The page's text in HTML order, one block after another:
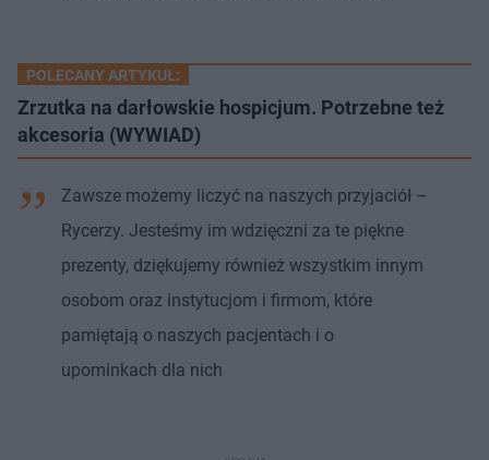
POLECANY ARTYKUŁ:
Zrzutka na darłowskie hospicjum. Potrzebne też
akcesoria (WYWIAD)
Zawsze możemy liczyć na naszych przyjaciół –
Rycerzy. Jesteśmy im wdzięczni za te piękne
prezenty, dziękujemy również wszystkim innym
osobom oraz instytucjom i firmom, które
pamiętają o naszych pacjentach i o
upominkach dla nich